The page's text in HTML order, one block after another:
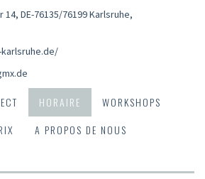
DE-76135/76199 Karlsruhe,
HORAIRE
WORKSHOPS
A PROPOS DE NOUS